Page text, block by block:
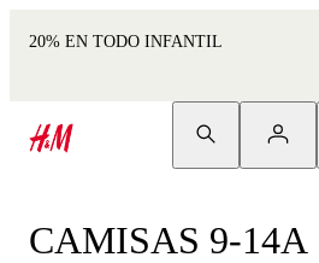
20% EN TODO INFANTIL
CAMISAS 9-14A